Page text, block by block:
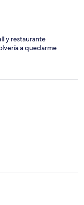
y restaurante
a quedarme